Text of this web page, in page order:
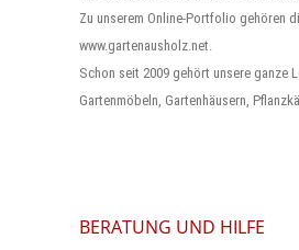
Zu unserem Online-Portfolio gehören
www.gartenausholz.net.
Schon seit 2009 gehört unsere ganze
Gartenmöbeln, Gartenhäusern,
BERATUNG UND HILFE